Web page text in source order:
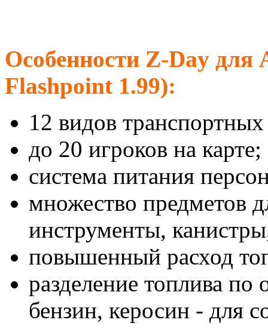
Особенности Z-Day
Flashpoint 1.99):
12 видов транспортных
до 20 игроков на карте;
система питания
множество предметов
инструменты,
повышенный расход
разделение топлива
бензин, керосин - для